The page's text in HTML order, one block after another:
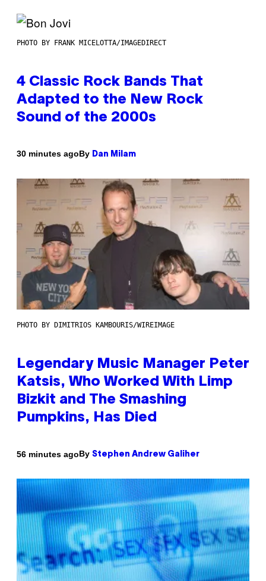
PHOTO BY FRANK MICELOTTA/IMAGEDIRECT
4 Classic Rock Bands That
Adapted to the New Rock
Sound of the 2000s
30 minutes agoBy Dan Milam
PHOTO BY DIMITRIOS KAMBOURIS/WIREIMAGE
Legendary Music Manager Peter
Katsis, Who Worked With Limp
Bizkit and The Smashing
Pumpkins, Has Died
56 minutes agoBy Stephen Andrew Galiher